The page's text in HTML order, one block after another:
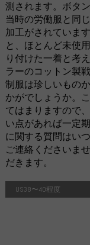
測されます。ボタ
当時の労働服と同
加工がされていま
と、ほとんど未使
り付けた一着と考
ラーのコットン製
制服は珍しいもの
かがでしょうか。
てはまりますので
い点があれば一定
に関する質問はい
ご連絡くださいま
だきます。
US38〜40程度